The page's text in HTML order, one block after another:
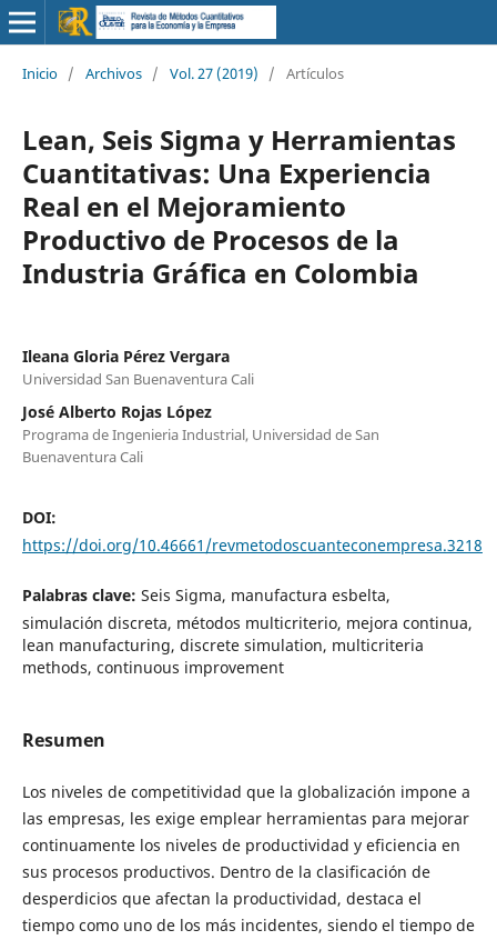
Inicio / Archivos / Vol. 27 (2019) / Artículos
Lean, Seis Sigma y Herramientas
Cuantitativas: Una Experiencia
Real en el Mejoramiento
Productivo de Procesos de la
Industria Gráfica en Colombia
Ileana Gloria Pérez Vergara
Universidad San Buenaventura Cali
José Alberto Rojas López
Programa de Ingenieria Industrial, Universidad de San
Buenaventura Cali
DOI:
https://doi.org/10.46661/revmetodoscuanteconempresa.3218
Palabras clave: Seis Sigma, manufactura esbelta,
simulación discreta, métodos multicriterio, mejora continua,
lean manufacturing, discrete simulation, multicriteria
methods, continuous improvement
Resumen
Los niveles de competitividad que la globalización impone a
las empresas, les exige emplear herramientas para mejorar
continuamente los niveles de productividad y eficiencia en
sus procesos productivos. Dentro de la clasificación de
desperdicios que afectan la productividad, destaca el
tiempo como uno de los más incidentes, siendo el tiempo de